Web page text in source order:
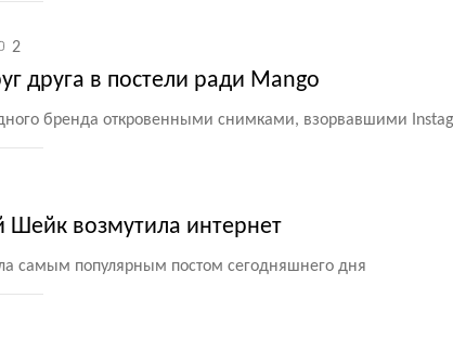
2
друга в постели ради Mango
бренда откровенными снимками, взорвавшими
Шейк возмутила интернет
самым популярным постом сегодняшнего дня